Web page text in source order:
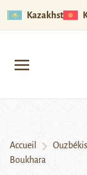
Kazakhstan
Accueil
Boukhara